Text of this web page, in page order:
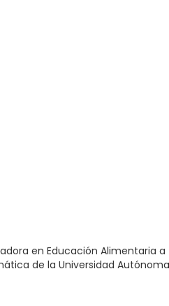
en Educación Alimentaria
de la Universidad